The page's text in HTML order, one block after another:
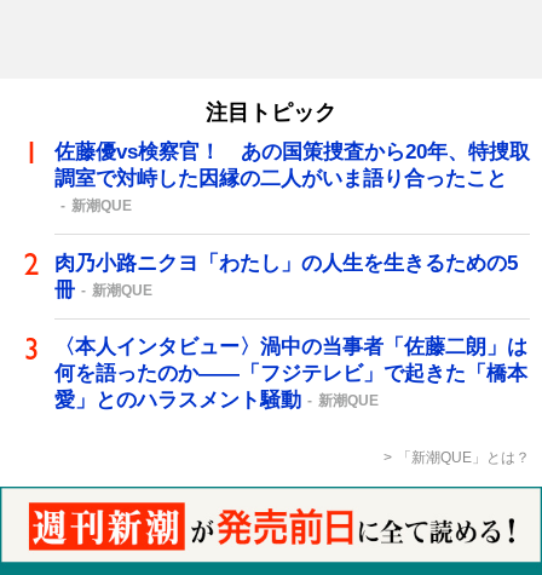
注目トピック
佐藤優vs検察官！ あの国策捜査から20年、特捜取
調室で対峙した因縁の二人がいま語り合ったこと
新潮QUE
肉乃小路ニクヨ「わたし」の人生を生きるための5
冊
新潮QUE
〈本人インタビュー〉渦中の当事者「佐藤二朗」は
何を語ったのか――「フジテレビ」で起きた「橋本
愛」とのハラスメント騒動
新潮QUE
「新潮QUE」とは？